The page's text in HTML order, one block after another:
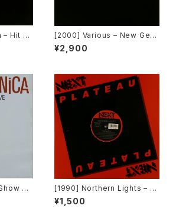
– Hit M
[2000] Various – New Gen
eration / Back To The "Dis
co" ~私もDiscoへ連れていっ
¥2,900
M
[1990] Northern Lights – J
et Lag [Next Plateau Recor
ds Inc.]
¥1,500